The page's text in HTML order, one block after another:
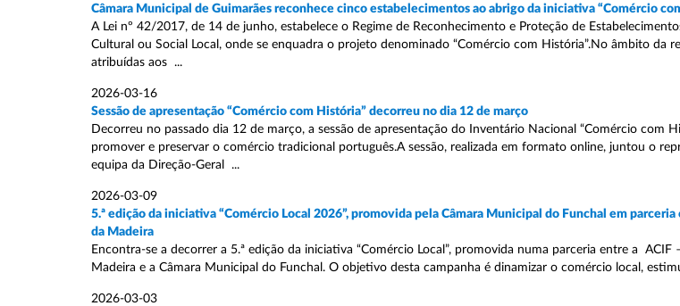
Câmara Municipal de Guimarães reconhece cinco estabelecimentos ao abrigo da iniciativa “Comércio
A Lei nº 42/2017, de 14 de junho, estabelece o Regime de Reconhecimento e Proteção de
Cultural ou Social Local, onde se enquadra o projeto denominado “Comércio com História”.No âmbito da
atribuídas aos ...
2026-03-16
Sessão de apresentação “Comércio com História” decorreu no dia 12 de março
Decorreu no passado dia 12 de março, a sessão de apresentação do Inventário Nacional “Comércio com
promover e preservar o comércio tradicional português.A sessão, realizada em formato online, juntou o
equipa da Direção-Geral ...
2026-03-09
5.ª edição da iniciativa “Comércio Local 2026”, promovida pela Câmara Municipal do Funchal em
da Madeira
Encontra-se a decorrer a 5.ª edição da iniciativa “Comércio Local”, promovida numa parceria entre a
Madeira e a Câmara Municipal do Funchal. O objetivo desta campanha é dinamizar o comércio local,
2026-03-03